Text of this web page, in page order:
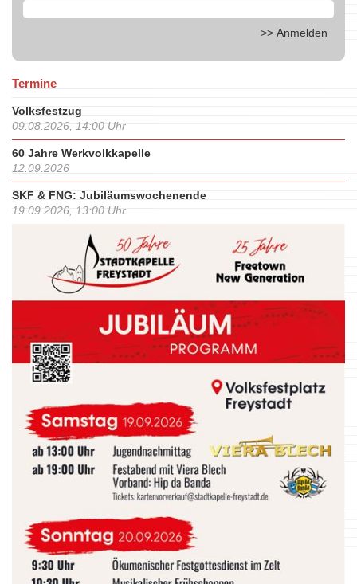
Termine
Volksfestzug
09.08.2026, 14:00 Uhr
60 Jahre Werkvolkkapelle
12.09.2026
SKF & FNG: Jubiläumswochenende
19.09.2026, 13:00 Uhr